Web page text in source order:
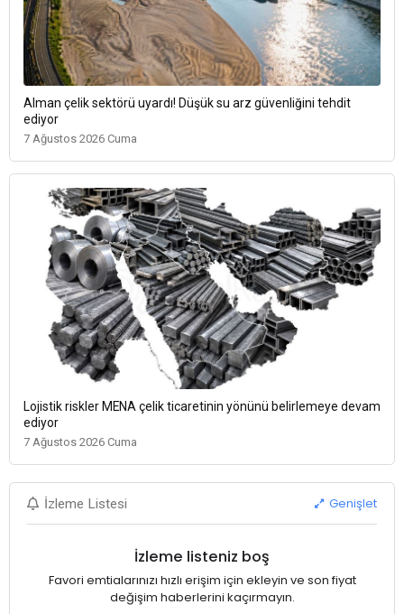
Alman çelik sektörü uyardı! Düşük su arz güvenliğini tehdit
ediyor
7 Ağustos 2026 Cuma
Lojistik riskler MENA çelik ticaretinin yönünü belirlemeye devam
ediyor
7 Ağustos 2026 Cuma
İzleme Listesi Genişlet
İzleme listeniz boş
Favori emtialarınızı hızlı erişim için ekleyin ve son fiyat
değişim haberlerini kaçırmayın.